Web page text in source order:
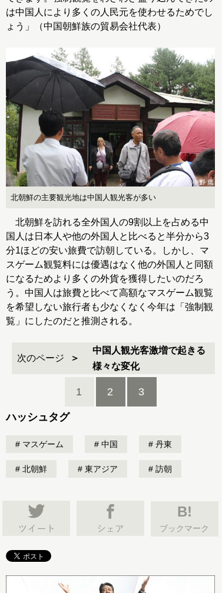
は中国人により多くの人民元を使わせるためでし
ょう」（中国朝鮮族の貿易会社代表）
北朝鮮の主要観光地は中国人観光客が多い
北朝鮮を訪れる全外国人の9割以上を占める中
国人は日本人や他の外国人と比べると半分から3
分1ほどの安い旅費で訪朝している。しかし、マ
スゲーム観覧料には優遇はなく他の外国人と同額
になるためより多くの外貨を獲得したいのだろ
う。中国人は旅費と比べて高額なマスゲーム観覧
を希望しない旅行者も少なくなく今年は「強制観
覧」にしたのだと推測される。
次のページ
中国人観光客激増で起きる
様々な変化
1 2 3
ハッシュタグ
マスゲーム 中国 丹東
北朝鮮 東アジア 訪朝
B!
ブックマーク